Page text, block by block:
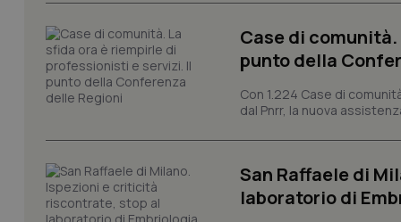
Case di
punto della
Con 1.224 Case di
dal Pnrr, la nuova
San Raffaele di
laboratorio di
Nome